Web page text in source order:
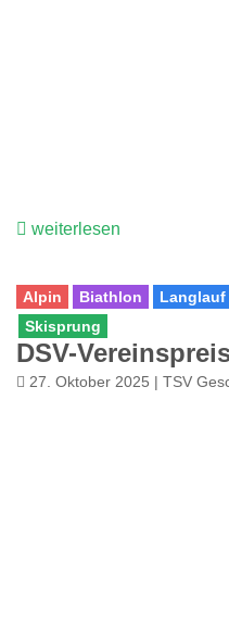
weiterlesen
Alpin Biathlon Langlauf
Skisprung
DSV-
27. Oktober 2025 | TSV